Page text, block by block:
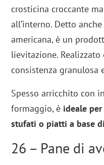
crosticina croccante
all’interno. Detto
americana, è un
lievitazione.
consistenza granulosa
Spesso arricchito con
formaggio, è ideale
stufati o piatti a base
26 – Pane di